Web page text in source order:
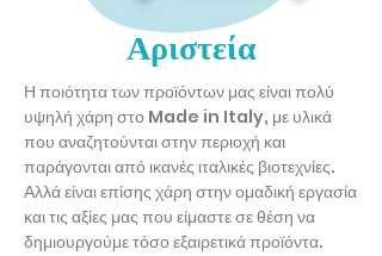
Αριστεία
Η ποιότητα των προϊόντων μας είναι πολύ
υψηλή χάρη στο Made in Italy, με υλικά
που αναζητούνται στην περιοχή και
παράγονται από ικανές ιταλικές βιοτεχνίες.
Αλλά είναι επίσης χάρη στην ομαδική εργασία
και τις αξίες μας που είμαστε σε θέση να
δημιουργούμε τόσο εξαιρετικά προϊόντα.